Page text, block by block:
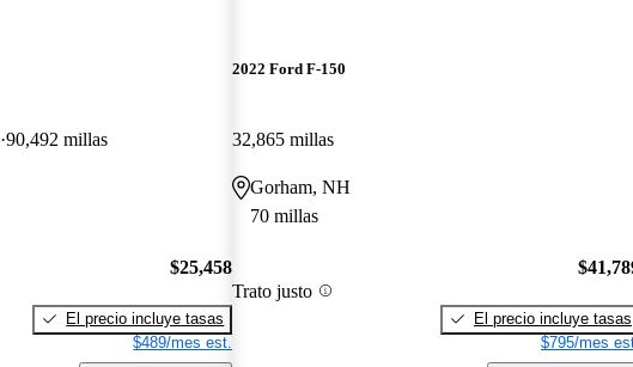
90,492 millas
$25,458
El precio incluye tasas
$489/mes est.
2022 Ford F-150
32,865 millas
Gorham, NH
70 millas
Trato justo
El precio incluye tasas
$795/mes